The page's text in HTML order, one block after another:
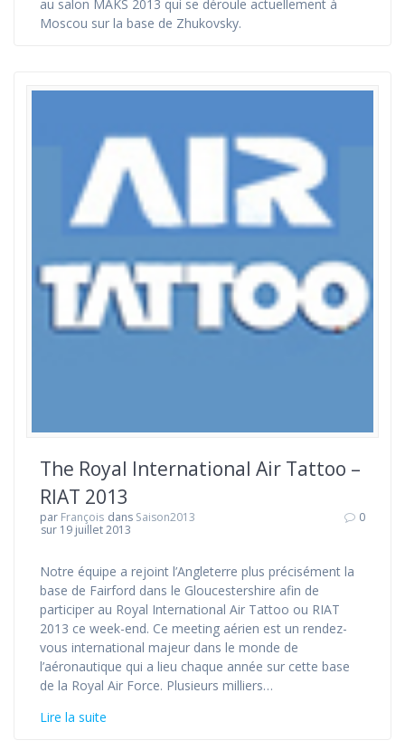
au salon MAKS 2013 qui se déroule actuellement à
Moscou sur la base de Zhukovsky.
The Royal International Air Tattoo –
RIAT 2013
par François dans Saison2013
sur 19 juillet 2013
0
Notre équipe a rejoint l’Angleterre plus précisément la
base de Fairford dans le Gloucestershire afin de
participer au Royal International Air Tattoo ou RIAT
2013 ce week-end. Ce meeting aérien est un rendez-
vous international majeur dans le monde de
l’aéronautique qui a lieu chaque année sur cette base
de la Royal Air Force. Plusieurs milliers…
Lire la suite